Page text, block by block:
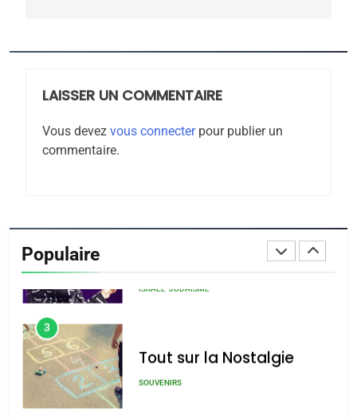
LAISSER UN COMMENTAIRE
Vous devez vous connecterpour publier un
commentaire.
Populaire
Azilal consacrés produits
DAFINA MAROC
1
De Loya Stauber
guerre»: La nouvelle
chanson de Boy George
3
SOUVENIRS
4